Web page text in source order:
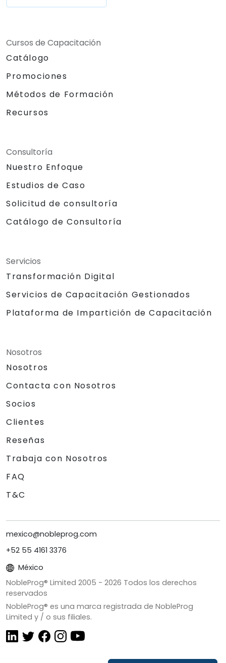
Cursos de Capacitación
Catálogo
Promociones
Métodos de Formación
Recursos
Consultoría
Nuestro Enfoque
Estudios de Caso
Solicitud de consultoría
Catálogo de Consultoría
Servicios
Transformación Digital
Servicios de Capacitación Gestionados
Plataforma de Impartición de Capacitación
Nosotros
Nosotros
Contacta con Nosotros
Socios
Clientes
Reseñas
Trabaja con Nosotros
FAQ
T&C
mexico@nobleprog.com
+52 55 4161 3376
México
NobleProg® Limited 2005 - 2026 Todos los derechos
reservados
NobleProg® es una marca registrada de NobleProg
Limited y / o sus filiales.